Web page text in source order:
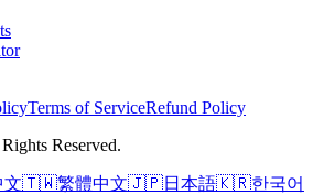
Terms of ServiceRefund Policy
Reserved.
文🇹🇼繁體中文🇯🇵日本語🇰🇷한국어